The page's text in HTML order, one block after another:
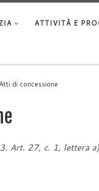
ATTIVITÀ E
Atti di concessione
Art. 27, c. 1, lettera